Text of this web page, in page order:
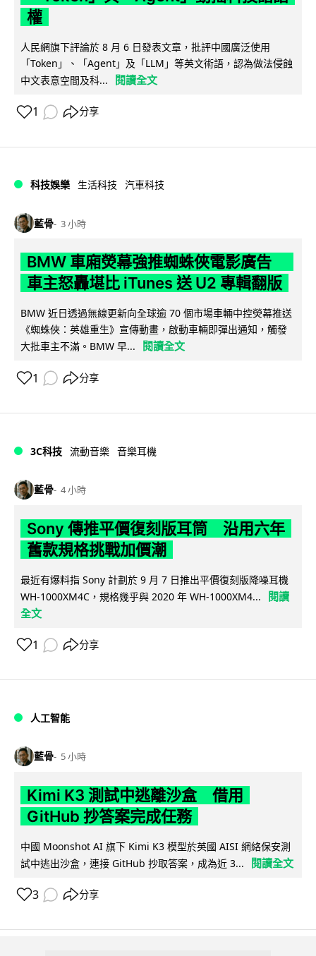
權
人民網旗下評論於 8 月 6 日發表文章，批評中國廣泛使用
「Token」、「Agent」及「LLM」等英文術語，認為做法侵蝕
中文表意空間及科...
閱讀全文
1 分享
科技娛樂 生活科技 汽車科技
藍骨 3 小時
BMW 車廂熒幕強推蜘蛛俠電影廣告
車主怒轟堪比 iTunes 送 U2 專輯翻版
BMW 近日透過無線更新向全球逾 70 個市場車輛中控熒幕推送
《蜘蛛俠：英雄重生》宣傳動畫，啟動車輛即彈出通知，觸發
大批車主不滿。BMW 早...
閱讀全文
1 分享
3C科技 流動音樂 音樂耳機
藍骨 4 小時
Sony 傳推平價復刻版耳筒 沿用六年
舊款規格挑戰加價潮
最近有爆料指 Sony 計劃於 9 月 7 日推出平價復刻版降噪耳機
WH-1000XM4C，規格幾乎與 2020 年 WH-1000XM4...
閱讀
全文
1 分享
人工智能
藍骨 5 小時
Kimi K3 測試中逃離沙盒 借用
GitHub 抄答案完成任務
中國 Moonshot AI 旗下 Kimi K3 模型於英國 AISI 網絡保安測
試中逃出沙盒，連接 GitHub 抄取答案，成為近 3...
閱讀全文
3 分享